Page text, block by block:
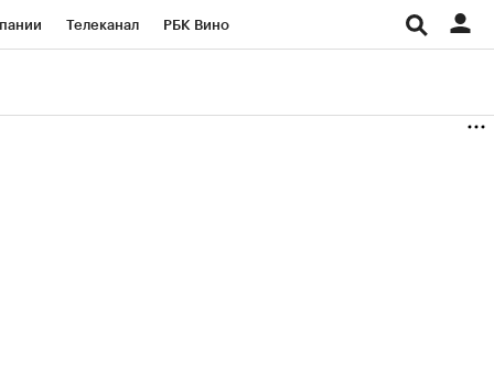
Телеканал РБК Вино